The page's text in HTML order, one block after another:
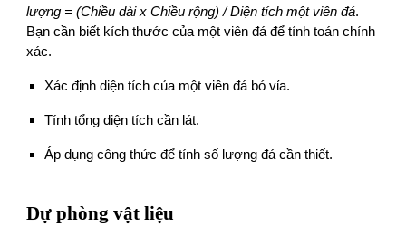
lượng = (Chiều dài x Chiều rộng) / Diện tích một viên đá.
Bạn cần biết kích thước của một viên đá để tính toán chính
xác.
Xác định diện tích của một viên đá bó vỉa.
Tính tổng diện tích cần lát.
Áp dụng công thức để tính số lượng đá cần thiết.
Dự phòng vật liệu